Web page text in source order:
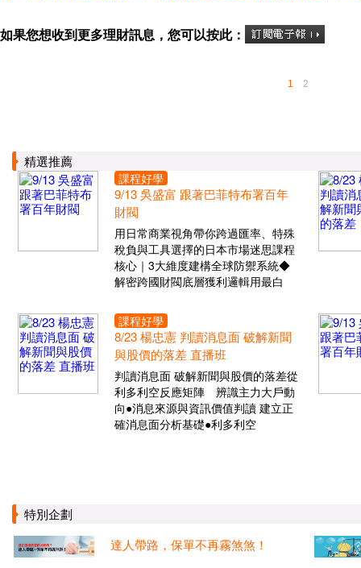
如果您想收到更多理財訊息，您可以按此：
1 2
精選推薦
課程好學
9/13 吳盛富 跟著巴菲特布署百年
財閥
用日常商業視角帶你跨過匯率、特殊
稅負與工具選擇的日本市場迷思課程
核心｜3大維度建構全球防禦系統◆
解密跨國財閥底層獲利邏輯用最白
課程好學
8/23 楊忠憲 判讀消息面 破解新聞
與股價的落差 直播班
判讀消息面 破解新聞與股價的落差從
利多利空反應矩陣 辨識主力大戶動
向●消息來源與資訊價值判讀 建立正
確消息面分析基礎●利多利空
特別企劃
達人帶路，保單不再霧煞煞！